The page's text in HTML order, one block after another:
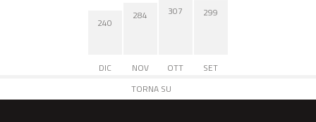
240
DIC
284
NOV
307
OTT
299
SET
TORNA SU